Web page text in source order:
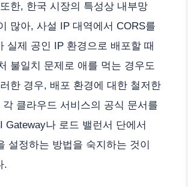
한, 한국 시장의 특성상 내부망
많아, 사설 IP 대역에서 CORS를
실제 공인 IP 환경으로 배포할 때
불일치 문제로 애를 먹는 경우도
한 경우, 배포 환경에 대한 철저한
클라우드 서비스의 공식 문서를
Gateway나 로드 밸런서 단에서
설정하는 방법을 숙지하는 것이
.